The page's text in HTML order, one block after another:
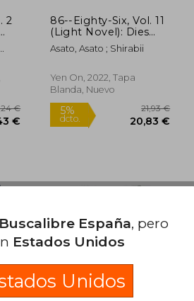
16,24 €
€
5%
dcto.
2
86--Eighty-Six, Vol. 11
(Light Novel): Dies
Passionis (86--Eighty-
Six (Light Novel), 11)
Asato, Asato ; Shirabii
Yen On, 2022, Tapa
Blanda, Nuevo
Buscalibre España, pero
Estados Unidos
Unidos